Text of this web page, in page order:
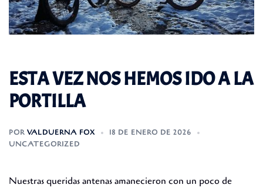
ESTA VEZ NOS HEMOS IDO A LA
PORTILLA
POR VALDUERNA FOX
18 DE ENERO DE 2026
UNCATEGORIZED
Nuestras queridas antenas amanecieron con un poco de